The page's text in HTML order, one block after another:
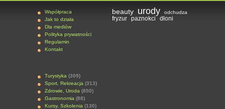
Współpraca
Jak to działa
Dla mediów
Polityka prywatności
Regulamin
Kontakt
Turystyka (309)
Sport, Rekreacja (313)
Zdrowie, Uroda (850)
Gastronomia (88)
Kursy, Szkolenia (130)
beauty urody odchudza
fryzur paznokci dłoni